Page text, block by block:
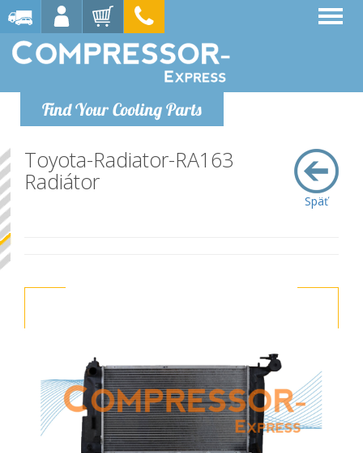
Find Your Cooling Parts
Späť
Toyota-Radiator-RA163
Radiátor